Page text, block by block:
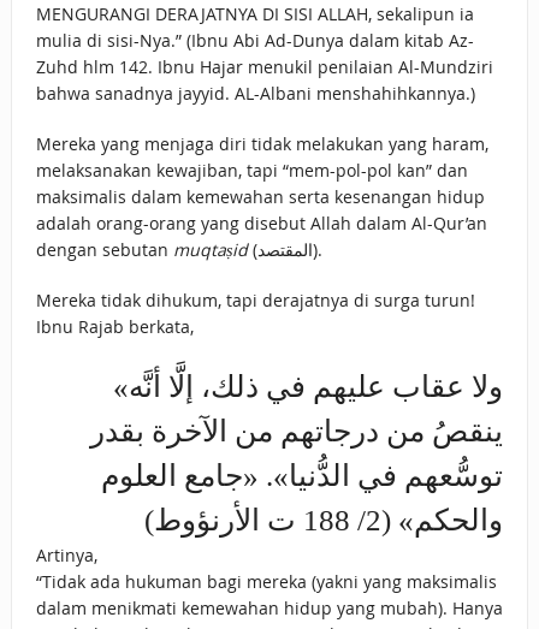
MENGURANGI DERAJATNYA DI SISI ALLAH, sekalipun ia
mulia di sisi-Nya.” (Ibnu Abi Ad-Dunya dalam kitab Az-
Zuhd hlm 142. Ibnu Hajar menukil penilaian Al-Mundziri
bahwa sanadnya jayyid. AL-Albani menshahihkannya.)
Mereka yang menjaga diri tidak melakukan yang haram,
melaksanakan kewajiban, tapi “mem-pol-pol kan” dan
maksimalis dalam kemewahan serta kesenangan hidup
adalah orang-orang yang disebut Allah dalam Al-Qur’an
dengan sebutan muqtaṣid (المقتصد).
Mereka tidak dihukum, tapi derajatnya di surga turun!
Ibnu Rajab berkata,
«ولا عقاب عليهم في ذلك، إلَّا أنَّه
ينقصُ من درجاتهم من الآخرة بقدر
توسُّعهم في الدُّنيا». «جامع العلوم
والحكم» (2/ 188 ت الأرنؤوط)
Artinya,
“Tidak ada hukuman bagi mereka (yakni yang maksimalis
dalam menikmati kemewahan hidup yang mubah). Hanya